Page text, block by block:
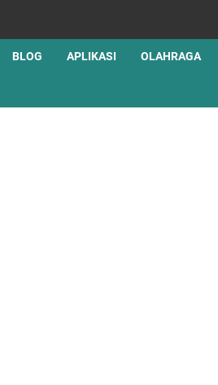
BLOG APLIKASI OLAHRAGA